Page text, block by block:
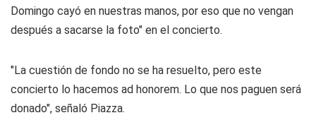
Domingo cayó en nuestras manos, por eso que no vengan
después a sacarse la foto" en el concierto.
"La cuestión de fondo no se ha resuelto, pero este
concierto lo hacemos ad honorem. Lo que nos paguen será
donado", señaló Piazza.